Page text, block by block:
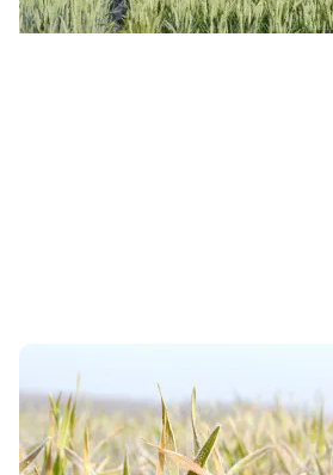
Comment réagissent les
Avec l'arrivée de la neige et des
revenons sur les mécanismes mis